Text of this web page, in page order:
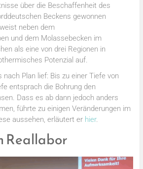
über die Beschaffenheit des
Beckens gewonnen
neben dem
und dem Molassebecken im
als eine von drei Regionen in
Potenzial auf.
Plan lief: Bis zu einer Tiefe von
entsprach die Bohrung den
Dass es ab dann jedoch anders
führte zu einigen Veränderungen im
aussehen, erläutert er hier.
Reallabor